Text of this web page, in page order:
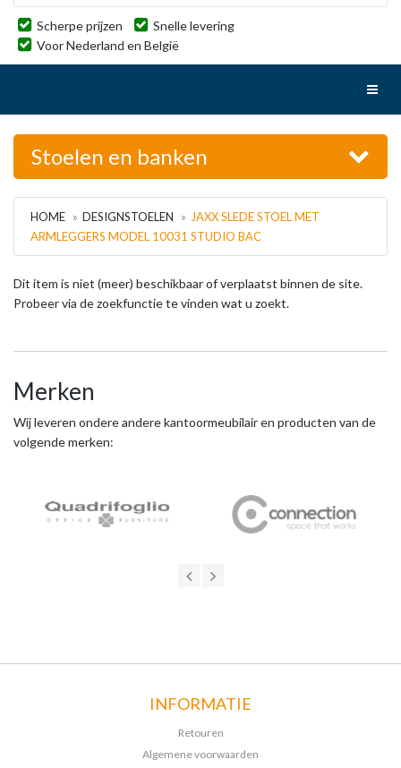
Scherpe prijzen
Snelle levering
Voor Nederland en België
Stoelen en banken
HOME DESIGNSTOELEN
JAXX SLEDE STOEL MET
ARMLEGGERS MODEL 10031 STUDIO BAC
Dit item is niet (meer) beschikbaar of verplaatst binnen de site.
Probeer via de zoekfunctie te vinden wat u zoekt.
Merken
Wij leveren ondere andere kantoormeubilair en producten van de
volgende merken:
INFORMATIE
Retouren
Algemene voorwaarden